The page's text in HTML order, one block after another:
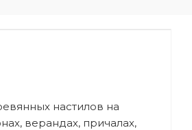
настилов на
верандах, причалах,